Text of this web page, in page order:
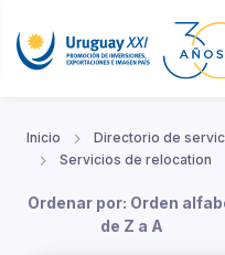
Inicio
Directorio de
Servicios de relocation
Ordenar por: Orden
de Z a A